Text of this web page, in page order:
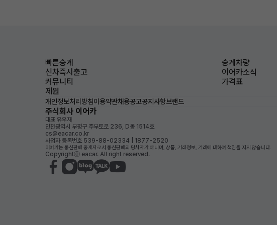
빠른승계
승계차량
신차즉시출고
이어카소식
커뮤니티
가격표
제원
개인정보처리방침이용약관채용공고공지사항브랜드
주식회사 이어카
대표 유우재
인천광역시 부평구 주부토로 236, D동 1514호
cs@eacar.co.kr
사업자 등록번호 539-88-02334 | 1877-2520
이어카는 통신판매 중개자로서 통신판매의 당사자가 아니며, 상품, 거래정보, 거래에 대하여 책임을 지지 않습니다.
Copyrightⓒ eacar. All right reserved.